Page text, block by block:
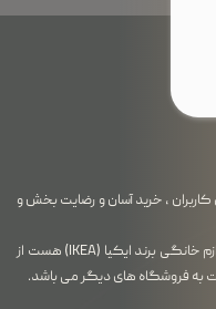
، خرید آسان و رضایت بخش و
فروشگاه ما از آنجایی که خود واردکننده محصولات لوازم خانگی برند ایکیا (IKEA) هست از
به فروشگاه های دیگر می باشد.